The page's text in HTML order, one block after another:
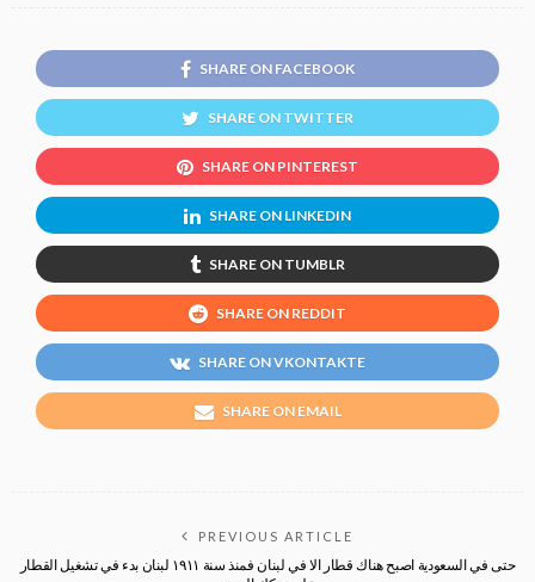
SHARE ON FACEBOOK
SHARE ON TWITTER
SHARE ON PINTEREST
SHARE ON LINKEDIN
SHARE ON TUMBLR
SHARE ON REDDIT
SHARE ON VKONTAKTE
SHARE ON EMAIL
PREVIOUS ARTICLE
حتى في السعودية اصبح هناك قطار الا في لبنان فمنذ سنة ١٩١١ لبنان بدء في تشغيل القطار